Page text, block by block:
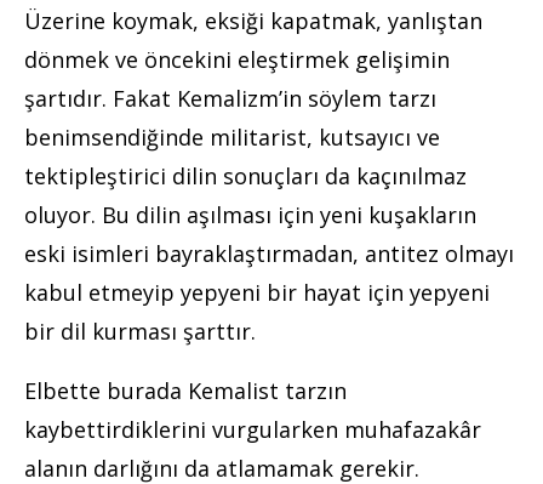
Üzerine koymak, eksiği kapatmak, yanlıştan
dönmek ve öncekini eleştirmek gelişimin
şartıdır. Fakat Kemalizm’in söylem tarzı
benimsendiğinde militarist, kutsayıcı ve
tektipleştirici dilin sonuçları da kaçınılmaz
oluyor. Bu dilin aşılması için yeni kuşakların
eski isimleri bayraklaştırmadan, antitez olmayı
kabul etmeyip yepyeni bir hayat için yepyeni
bir dil kurması şarttır.
Elbette burada Kemalist tarzın
kaybettirdiklerini vurgularken muhafazakâr
alanın darlığını da atlamamak gerekir.